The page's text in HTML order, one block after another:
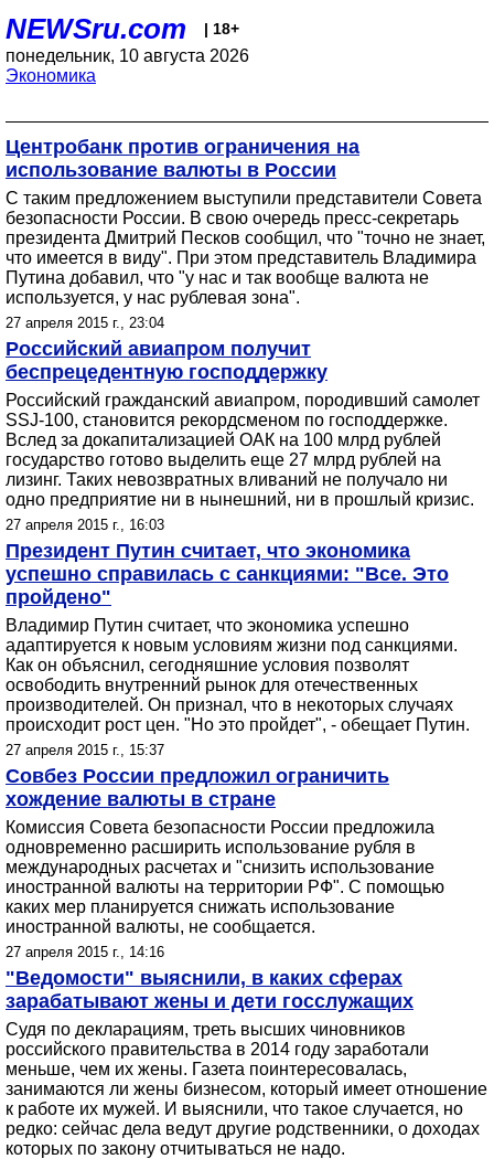
NEWSru.com | 18+
понедельник, 10 августа 2026
Экономика
Центробанк против ограничения на
использование валюты в России
С таким предложением выступили представители Совета
безопасности России. В свою очередь пресс-секретарь
президента Дмитрий Песков сообщил, что "точно не знает,
что имеется в виду". При этом представитель Владимира
Путина добавил, что "у нас и так вообще валюта не
используется, у нас рублевая зона".
27 апреля 2015 г., 23:04
Российский авиапром получит
беспрецедентную господдержку
Российский гражданский авиапром, породивший самолет
SSJ-100, становится рекордсменом по господдержке.
Вслед за докапитализацией ОАК на 100 млрд рублей
государство готово выделить еще 27 млрд рублей на
лизинг. Таких невозвратных вливаний не получало ни
одно предприятие ни в нынешний, ни в прошлый кризис.
27 апреля 2015 г., 16:03
Президент Путин считает, что экономика
успешно справилась с санкциями: "Все. Это
пройдено"
Владимир Путин считает, что экономика успешно
адаптируется к новым условиям жизни под санкциями.
Как он объяснил, сегодняшние условия позволят
освободить внутренний рынок для отечественных
производителей. Он признал, что в некоторых случаях
происходит рост цен. "Но это пройдет", - обещает Путин.
27 апреля 2015 г., 15:37
Совбез России предложил ограничить
хождение валюты в стране
Комиссия Совета безопасности России предложила
одновременно расширить использование рубля в
международных расчетах и "снизить использование
иностранной валюты на территории РФ". С помощью
каких мер планируется снижать использование
иностранной валюты, не сообщается.
27 апреля 2015 г., 14:16
"Ведомости" выяснили, в каких сферах
зарабатывают жены и дети госслужащих
Судя по декларациям, треть высших чиновников
российского правительства в 2014 году заработали
меньше, чем их жены. Газета поинтересовалась,
занимаются ли жены бизнесом, который имеет отношение
к работе их мужей. И выяснили, что такое случается, но
редко: сейчас дела ведут другие родственники, о доходах
которых по закону отчитываться не надо.